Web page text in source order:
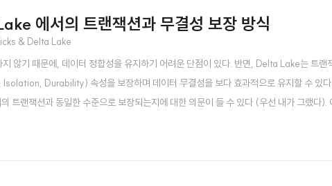
에서의 트랜잭션과 무결성 보장 방식
& Delta Lake
않기 때문에, 데이터 정합성을 유지하기 어려운 단점이 있다. 반면, Delta Lake는 트랜
Durability) 속성을 보장하며 데이터 무결성을 보다 효과적으로 유지할 수 있
트랜잭션과 동일한 수준으로 보장되는지에 대한 의문이 들 수 있다 (우선 내가 그랬다